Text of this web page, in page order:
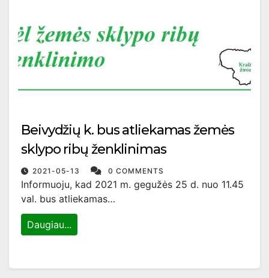
Beivydžių k. bus atliekamas žemės
sklypo ribų ženklinimas
2021-05-13 0 COMMENTS
Informuoju, kad 2021 m. gegužės 25 d. nuo 11.45
val. bus atliekamas…
Daugiau...